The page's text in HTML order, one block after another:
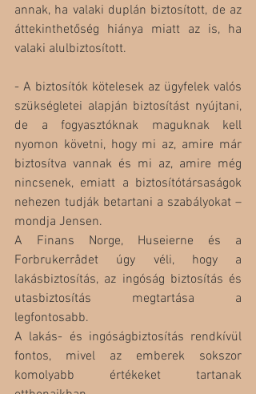
annak, ha valaki duplán biztosított, de az
áttekinthetőség hiánya miatt az is, ha
valaki alulbiztosított.
- A biztosítók kötelesek az ügyfelek valós
szükségletei alapján biztosítást nyújtani,
de a fogyasztóknak maguknak kell
nyomon követni, hogy mi az, amire már
biztosítva vannak és mi az, amire még
nincsenek, emiatt a biztosítótársaságok
nehezen tudják betartani a szabályokat –
mondja Jensen.
A Finans Norge, Huseierne és a
Forbrukerrådet úgy véli, hogy a
lakásbiztosítás, az ingóság biztosítás és
utasbiztosítás megtartása a
legfontosabb.
A lakás- és ingóságbiztosítás rendkívül
fontos, mivel az emberek sokszor
komolyabb értékeket tartanak